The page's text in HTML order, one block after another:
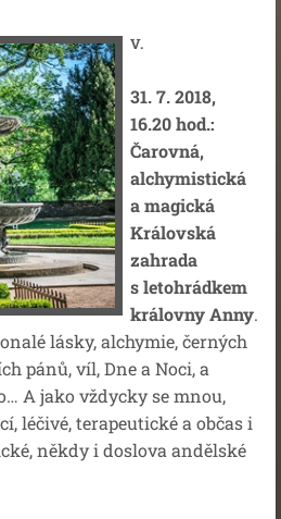
V.
31. 7. 2018,
16.20 hod.:
Čarovná,
alchymistická
a magická
Královská
zahrada
s letohrádkem
královny Anny.
lásky, alchymie, černých
pánů, víl, Dne a Noci, a
A jako vždycky se mnou,
léčivé, terapeutické a občas i
někdy i doslova andělské